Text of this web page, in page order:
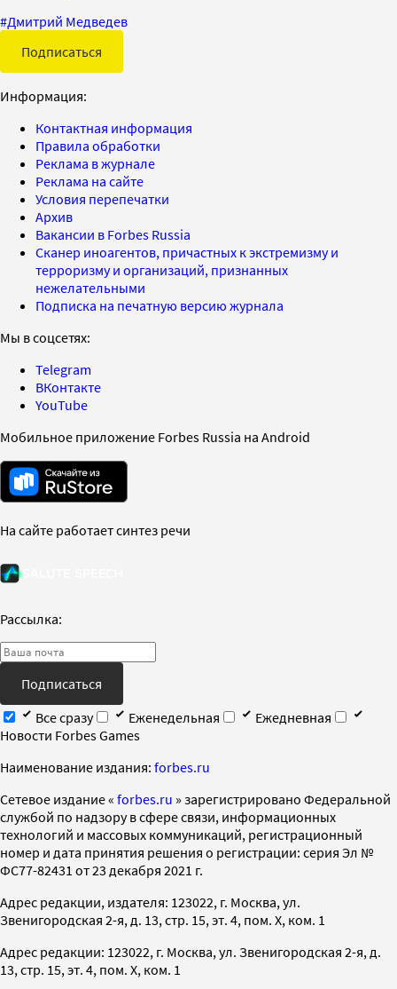
#Дмитрий Медведев
Подписаться
Информация:
Контактная информация
Правила обработки
Реклама в журнале
Реклама на сайте
Условия перепечатки
Архив
Вакансии в Forbes Russia
Сканер иноагентов, причастных к экстремизму и
терроризму и организаций, признанных
нежелательными
Подписка на печатную версию журнала
Мы в соцсетях:
Telegram
ВКонтакте
YouTube
Мобильное приложение Forbes Russia на Android
На сайте работает синтез речи
Рассылка:
Подписаться
Все сразу
Еженедельная
Ежедневная
Новости Forbes Games
Наименование издания: forbes.ru
Cетевое издание « forbes.ru » зарегистрировано Федеральной
службой по надзору в сфере связи, информационных
технологий и массовых коммуникаций, регистрационный
номер и дата принятия решения о регистрации: серия Эл №
ФС77-82431 от 23 декабря 2021 г.
Адрес редакции, издателя: 123022, г. Москва, ул.
Звенигородская 2-я, д. 13, стр. 15, эт. 4, пом. X, ком. 1
Адрес редакции: 123022, г. Москва, ул. Звенигородская 2-я, д.
13, стр. 15, эт. 4, пом. X, ком. 1